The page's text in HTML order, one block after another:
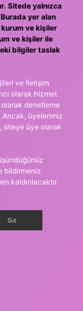
Sitede yalnızca
Burada yer alan
ve kişiler
ve kişiler ile
bilgiler taslak
ve İletişim
olarak hizmet
denetleme
Ancak, üyelerimiz
siteye üye olarak
bildirmeniz
kaldırılacaktır.